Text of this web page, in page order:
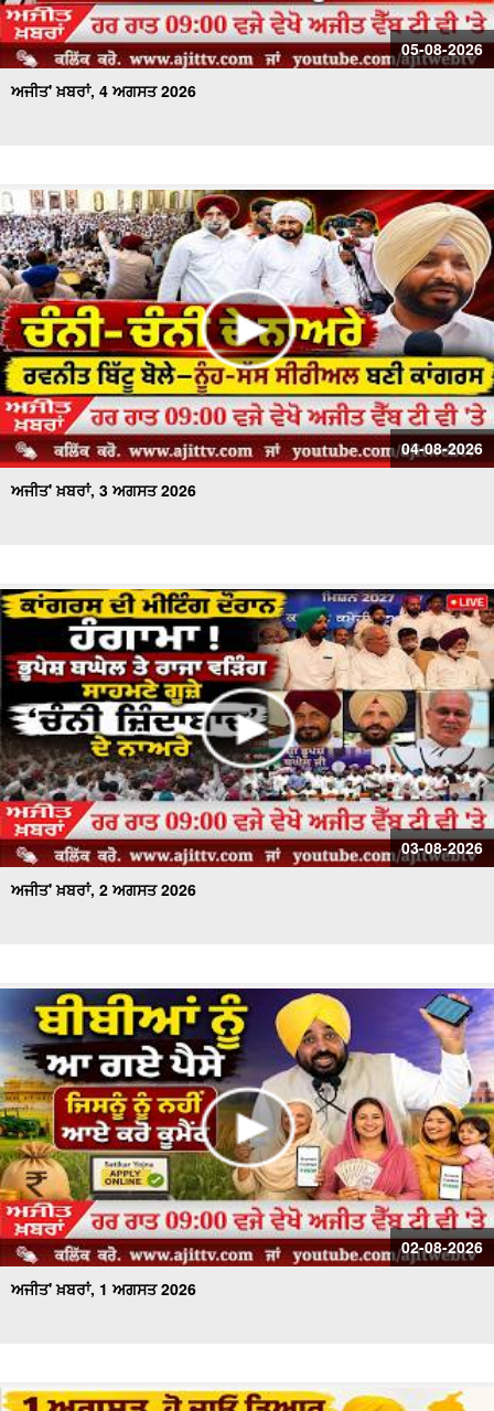
05-08-2026
ਅਜੀਤ' ਖ਼ਬਰਾਂ, 4 ਅਗਸਤ 2026
04-08-2026
ਅਜੀਤ' ਖ਼ਬਰਾਂ, 3 ਅਗਸਤ 2026
03-08-2026
ਅਜੀਤ' ਖ਼ਬਰਾਂ, 2 ਅਗਸਤ 2026
02-08-2026
ਅਜੀਤ' ਖ਼ਬਰਾਂ, 1 ਅਗਸਤ 2026